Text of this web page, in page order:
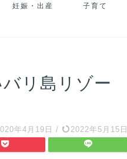
妊娠・出産 子育て
リ島リゾー
年4月19日 / 2022年5月15日